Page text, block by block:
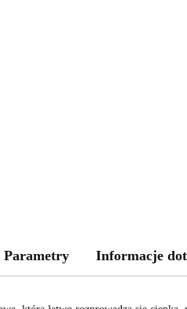
Parametry Informacje